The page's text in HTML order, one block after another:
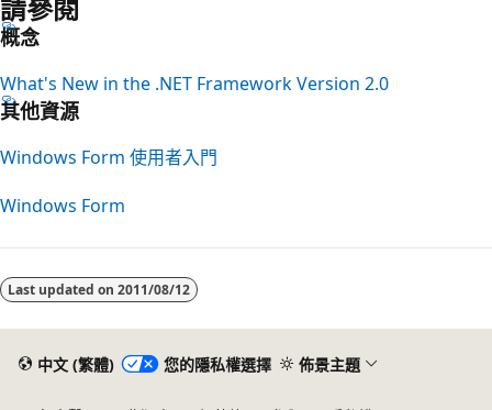
請參閱
概念
What's New in the .NET Framework Version 2.0
其他資源
Windows Form 使用者入門
Windows Form
Last updated on 2011/08/12
中文 (繁體) 您的隱私權選擇 佈景主題